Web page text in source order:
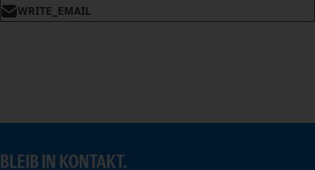
WRITE_EMAIL
BLEIB IN KONTAKT.